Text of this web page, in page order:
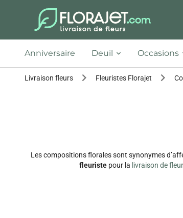
Anniversaire Deuil Occasions
Livraison fleurs Fleuristes Florajet
Les compositions florales sont synonymes
fleuriste pour la livraison de